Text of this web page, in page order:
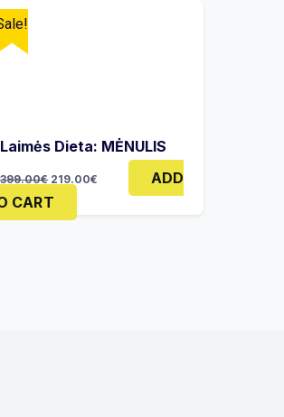
Laimės Dieta: MĖNULIS
399.00€ 219.00€
ADD
CART